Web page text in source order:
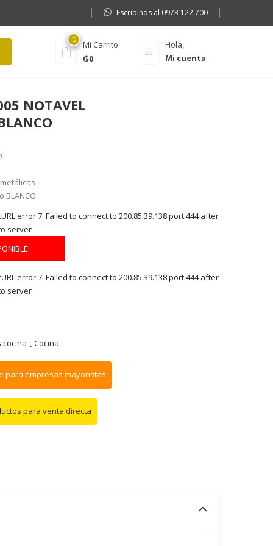
Escribinos al 0973 122 700
Hola,
Mi cuenta
0
Mi Carrito
₲0
NOTAVEL
BLANCO
error 7: Failed to connect to 200.85.39.138 port 444 after
server
error 7: Failed to connect to 200.85.39.138 port 444 after
server
cocina , Cocina
para empresas mayoristas
para venta directa